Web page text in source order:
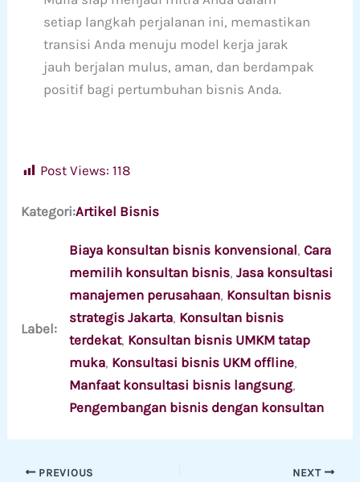
setiap langkah perjalanan ini, memastikan
transisi Anda menuju model kerja jarak
jauh berjalan mulus, aman, dan berdampak
positif bagi pertumbuhan bisnis Anda.
Post Views: 118
Kategori:Artikel Bisnis
Label:
Biaya konsultan bisnis konvensional, Cara
memilih konsultan bisnis, Jasa konsultasi
manajemen perusahaan, Konsultan bisnis
strategis Jakarta, Konsultan bisnis
terdekat, Konsultan bisnis UMKM tatap
muka, Konsultasi bisnis UKM offline
Manfaat konsultasi bisnis langsung
Pengembangan bisnis dengan konsultan
PREVIOUS NEXT